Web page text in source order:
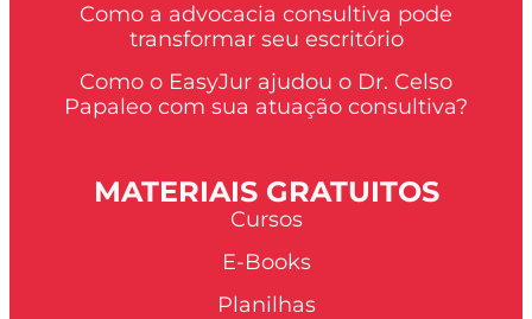
Como a advocacia consultiva pode
transformar seu escritório
Como o EasyJur ajudou o Dr. Celso
Papaleo com sua atuação consultiva?
MATERIAIS GRATUITOS
Cursos
E-Books
Planilhas